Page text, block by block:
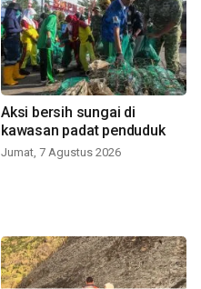
Aksi bersih sungai di
kawasan padat penduduk
Jumat, 7 Agustus 2026